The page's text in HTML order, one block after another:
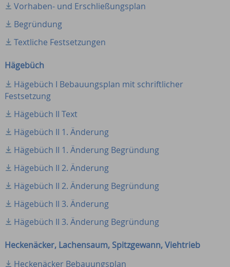
Vorhaben- und Erschließungsplan
Begründung
Textliche Festsetzungen
Hägebüch
Hägebüch I Bebauungsplan mit schriftlicher
Festsetzung
Hägebüch II Text
Hägebüch II 1. Änderung
Hägebüch II 1. Änderung Begründung
Hägebüch II 2. Änderung
Hägebüch II 2. Änderung Begründung
Hägebüch II 3. Änderung
Hägebüch II 3. Änderung Begründung
Heckenäcker, Lachensaum, Spitzgewann, Viehtrieb
Heckenäcker Bebauungsplan